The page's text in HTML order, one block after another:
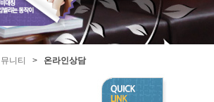
니티 > 온라인상담